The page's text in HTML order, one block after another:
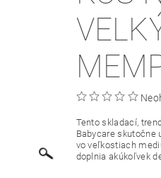
Tento skladací,
Babycare skutočne
vo veľkostiach
doplnia akúkoľvek